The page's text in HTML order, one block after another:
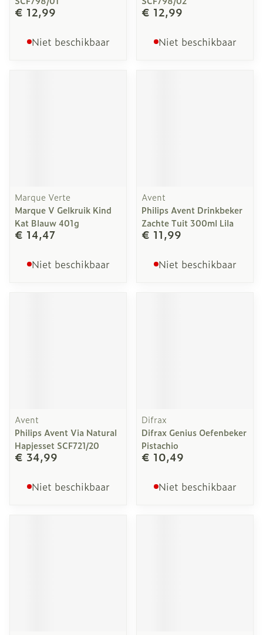
€ 12,99
Niet beschikbaar
€ 12,99
Niet beschikbaar
Marque Verte
Marque V Gelkruik Kind
Kat Blauw 401g
€ 14,47
Niet beschikbaar
Avent
Philips Avent Drinkbeker
Zachte Tuit 300ml Lila
€ 11,99
Niet beschikbaar
Avent
Philips Avent Via Natural
Hapjesset SCF721/20
€ 34,99
Niet beschikbaar
Difrax
Difrax Genius Oefenbeker
Pistachio
€ 10,49
Niet beschikbaar